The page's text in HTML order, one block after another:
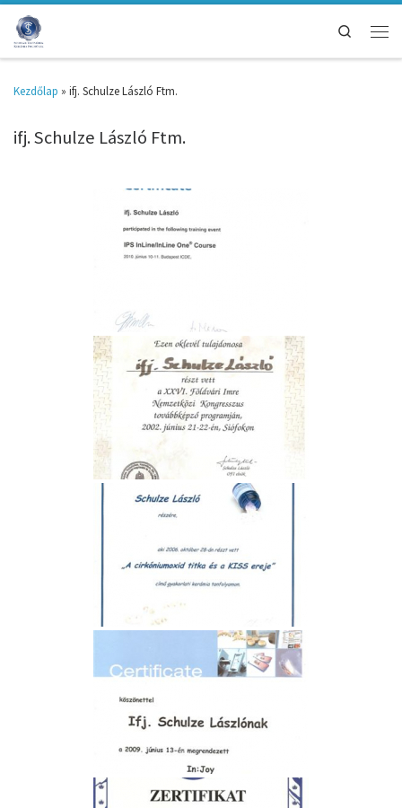
Search
Kezdőlap » ifj. Schulze László Ftm.
ifj. Schulze László Ftm.